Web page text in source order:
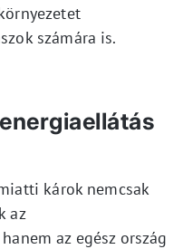
számára is.
károk nemcsak
az
az egész ország